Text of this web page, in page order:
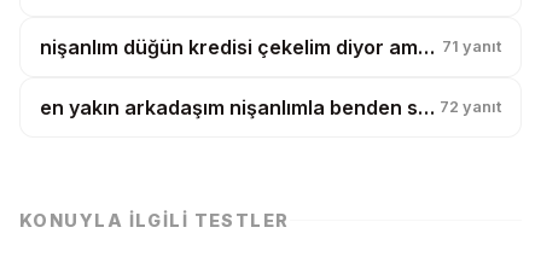
nişanlım düğün kredisi çekelim diyor ama taksitler benim maaşımdan ödenecekmiş? 71 yanıt
en yakın arkadaşım nişanlımla benden samimi, bunu görmemem mi gerekiyor? 72 yanıt
KONUYLA İLGILI TESTLER